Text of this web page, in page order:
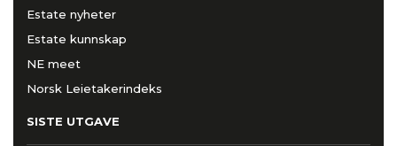
Estate nyheter
Estate kunnskap
NE meet
Norsk Leietakerindeks
SISTE UTGAVE